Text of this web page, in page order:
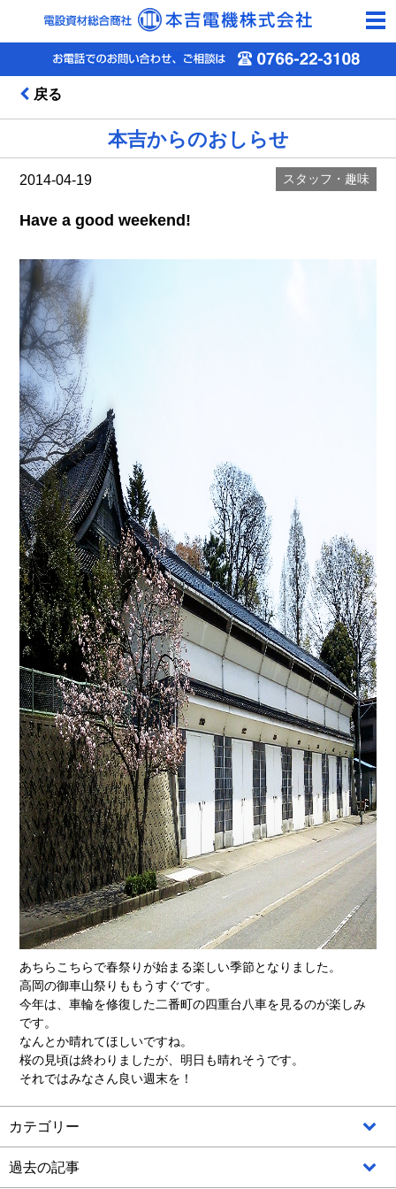
戻る
本吉からのおしらせ
2014-04-19 スタッフ・趣味
Have a good weekend!
あちらこちらで春祭りが始まる楽しい季節となりました。
高岡の御車山祭りももうすぐです。
今年は、車輪を修復した二番町の四重台八車を見るのが楽しみ
です。
なんとか晴れてほしいですね。
桜の見頃は終わりましたが、明日も晴れそうです。
それではみなさん良い週末を！
カテゴリー
過去の記事